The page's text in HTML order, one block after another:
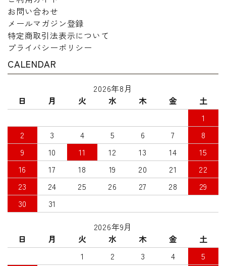
お問い合わせ
メールマガジン登録
特定商取引法表示について
プライバシーポリシー
CALENDAR
2026年8月
日
月 火 水 木 金
土
1
2
3 4 5 6 7
8
9
10 11 12 13 14
15
16
17 18 19 20 21
22
23
24 25 26 27 28
29
30
31
2026年9月
日
月 火 水 木 金
土
1
2 3 4
5